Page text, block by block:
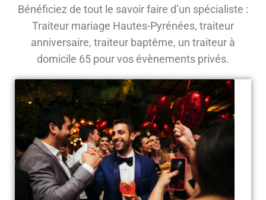
Bénéficiez de tout le savoir faire d’un spécialiste :
Traiteur mariage Hautes-Pyrénées, traiteur
anniversaire, traiteur baptême, un traiteur à
domicile 65 pour vos évènements privés.